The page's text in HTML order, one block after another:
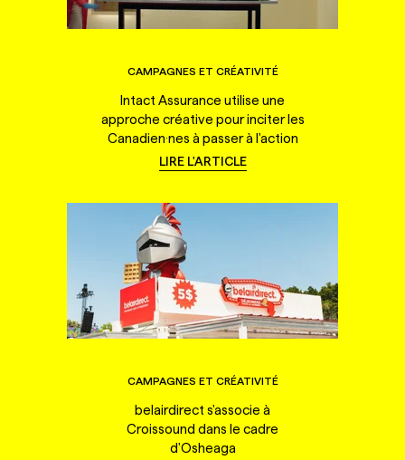
CAMPAGNES ET CRÉATIVITÉ
Intact Assurance utilise une
approche créative pour inciter les
Canadien·nes à passer à l'action
LIRE L'ARTICLE
CAMPAGNES ET CRÉATIVITÉ
belairdirect s'associe à
Croissound dans le cadre
d'Osheaga